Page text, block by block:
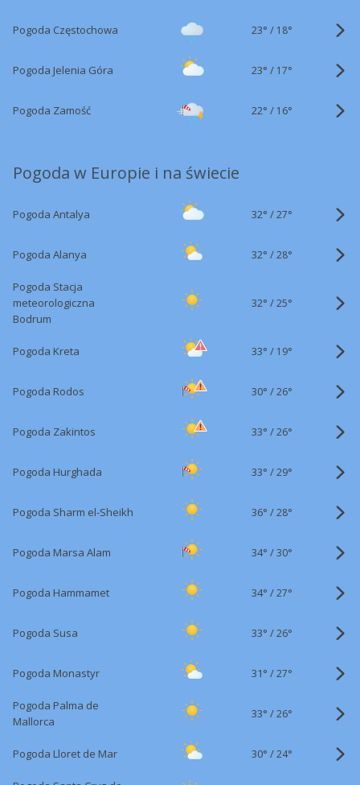
Pogoda Częstochowa 23° / 18°
Pogoda Jelenia Góra 23° / 17°
Pogoda Zamość 22° / 16°
Pogoda w Europie i na świecie
Pogoda Antalya 32° /27°
Pogoda Alanya 32° /28°
Pogoda Stacja
meteorologiczna
Bodrum
32° /25°
Pogoda Kreta 33° / 19°
Pogoda Rodos 30° /26°
Pogoda Zakintos 33° /26°
Pogoda Hurghada 33° /29°
Pogoda Sharm el-Sheikh 36° /28°
Pogoda Marsa Alam 34° /30°
Pogoda Hammamet 34° /27°
Pogoda Susa 33° /26°
Pogoda Monastyr 31° /27°
Pogoda Palma de
Mallorca
33° /26°
Pogoda Lloret de Mar 30° /24°